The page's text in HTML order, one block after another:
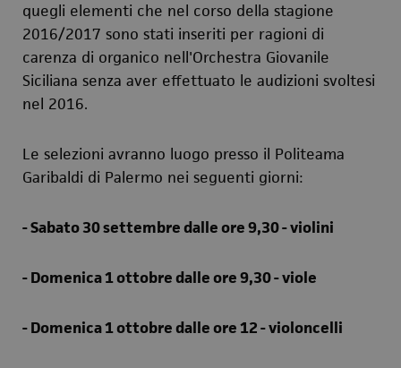
quegli elementi che nel corso della stagione
2016/2017 sono stati inseriti per ragioni di
carenza di organico nell'Orchestra Giovanile
Siciliana senza aver effettuato le audizioni svoltesi
nel 2016.
Le selezioni avranno luogo presso il Politeama
Garibaldi di Palermo nei seguenti giorni:
- Sabato 30 settembre dalle ore 9,30 - violini
- Domenica 1 ottobre dalle ore 9,30 - viole
- Domenica 1 ottobre dalle ore 12 - violoncelli